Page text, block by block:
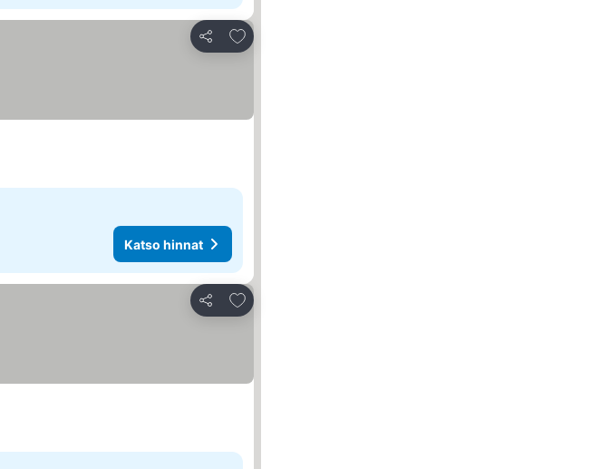
Jaa
Lisää suosikkeihin
Katso hinnat
Jaa
Lisää suosikkeihin